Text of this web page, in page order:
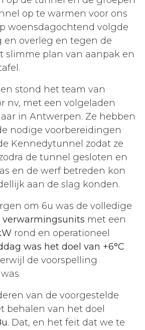
op te warmen voor ons
woensdagochtend volgde
en overleg en tegen de
slimme plan van aanpak en
stond het team van
nv, met een volgeladen
in Antwerpen. Ze hebben
nodige voorbereidingen
Kennedytunnel zodat ze
de tunnel gesloten en
en de werf betreden kon
aan de slag konden.
om 6u was de volledige
verwarmingsunits met een
rond en operationeel
was het doel van +6°C
de voorspelling
van de voorgestelde
behalen van het doel
. Dat, en het feit dat we te